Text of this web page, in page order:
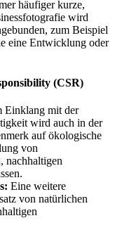
häufiger kurze,
wird
zum Beispiel
eine Entwicklung oder
(CSR)
Einklang mit der
wird auch in der
auf ökologische
von
nachhaltigen
Eine weitere
von natürlichen